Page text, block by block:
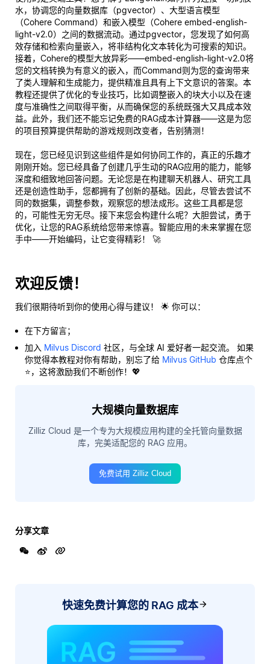
水，协调您的向量数据库（pgvector）、大型语言模型
（Cohere Command）和嵌入模型（Cohere embed-english-
light-v2.0）之间的数据流动。通过pgvector，您发现了如何高
效存储和检索向量嵌入，将非结构化文本转化为可搜索的知识。
接着，Cohere的模型大放异彩——embed-english-light-v2.0将
您的文档转换为有意义的嵌入，而Command则为您的查询带来
了类人理解和生成能力，提供精准且具有上下文意识的答案。本
教程还提供了优化的专业技巧，比如调整嵌入的块大小以及在速
度与准确性之间取得平衡，从而确保您的系统既强大又具成本效
益。此外，我们还不能忘记免费的RAG成本计算器——这是为您
的项目预算提供帮助的游戏规则改变者，告别猜测！
现在，您已经见识到这些组件是如何协同工作的，真正的乐趣才
刚刚开始。您已经具备了创建几乎生动的RAG应用的能力，能够
深度和细致地回答问题。无论您是在构建聊天机器人、研究工具
还是创造性助手，您都拥有了创新的基础。因此，尽管去尝试不
同的数据集，调整参数，观察您的想法成形。这些工具都是您
的，可能性无穷无尽。接下来您会构建什么呢？大胆尝试，勇于
优化，让您的RAG系统给您带来惊喜。智能应用的未来掌握在您
手中——开始编码，让它变得精彩！ 🚀
欢迎反馈！
我们很期待听到你的使用心得与建议！ 🌟 你可以：
在下方留言；
加入 Milvus Discord 社区，与全球 AI 爱好者一起交流。 如果
你觉得本教程对你有帮助，别忘了给 Milvus GitHub 仓库点个
⭐，这将激励我们不断创作！💖
大规模向量数据库
Zilliz Cloud 是一个专为大规模应用构建的全托管向量数据
库，完美适配您的 RAG 应用。
免费试用 Zilliz Cloud
分享文章
快速免费计算您的 RAG 成本